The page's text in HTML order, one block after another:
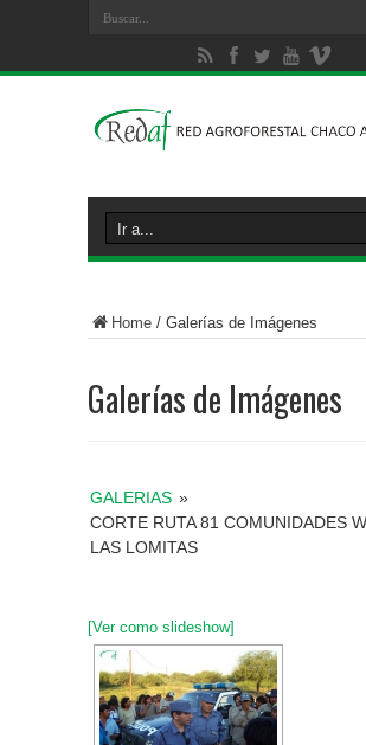
Home / Galerías de Imágenes
Galerías de Imágenes
GALERIAS »
CORTE RUTA 81 COMUNIDADES
LAS LOMITAS
[Ver como slideshow]